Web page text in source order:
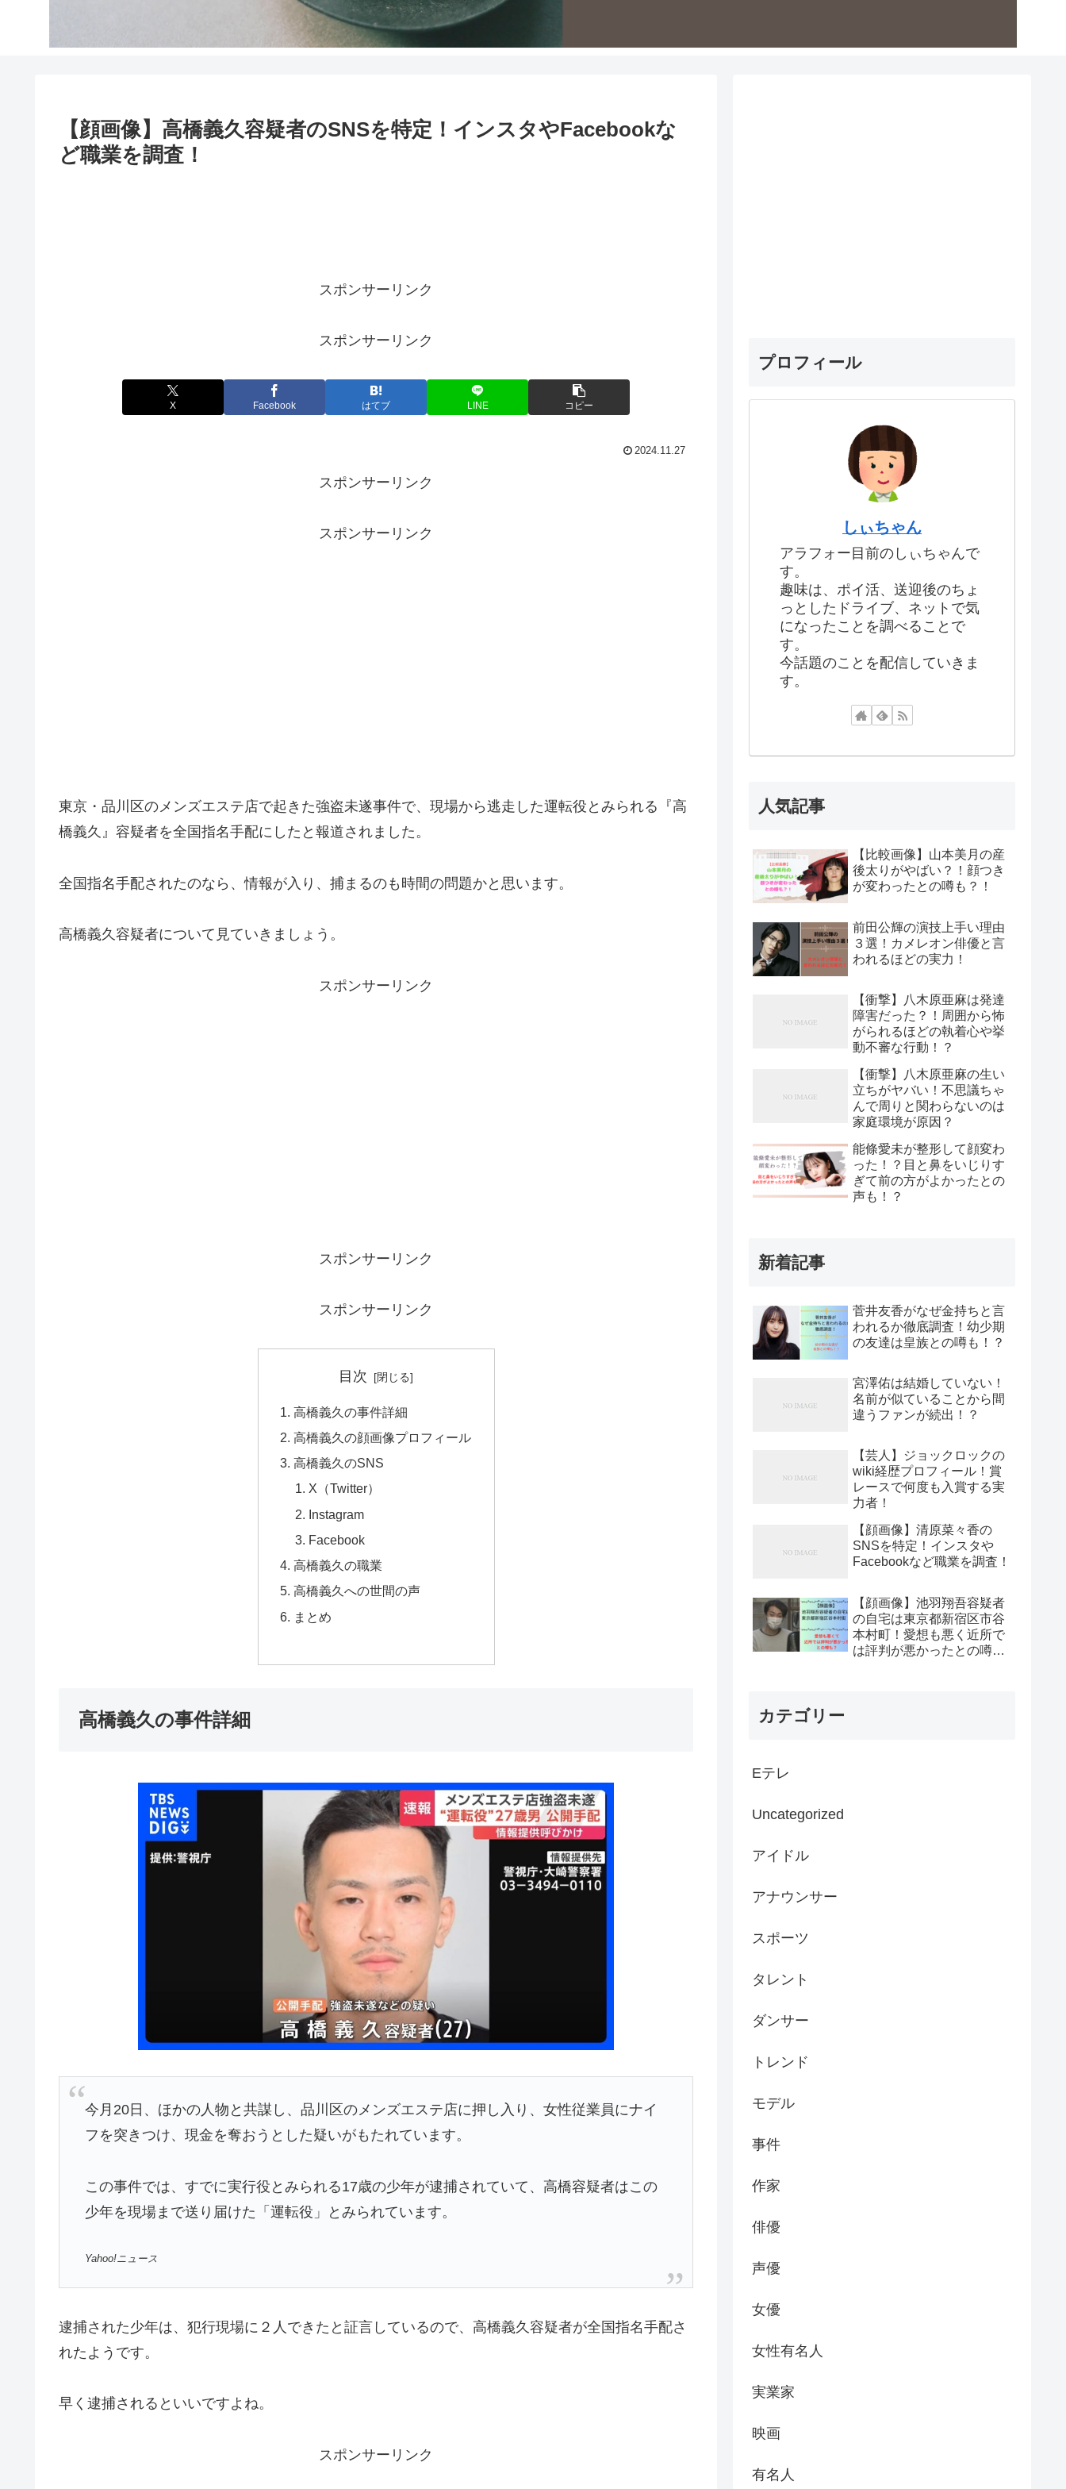
【顔画像】高橋義久容疑者のSNSを特定！インスタやFacebookな
ど職業を調査！
スポンサーリンク
スポンサーリンク
X Facebook はてブ LINE コピー
2024.11.27
スポンサーリンク
スポンサーリンク
東京・品川区のメンズエステ店で起きた強盗未遂事件で、現場から逃走した運転役とみられる『高
橋義久』容疑者を全国指名手配にしたと報道されました。
全国指名手配されたのなら、情報が入り、捕まるのも時間の問題かと思います。
高橋義久容疑者について見ていきましょう。
スポンサーリンク
スポンサーリンク
スポンサーリンク
目次
高橋義久の事件詳細
高橋義久の顔画像プロフィール
高橋義久のSNS
X（Twitter）
Instagram
Facebook
高橋義久の職業
高橋義久への世間の声
まとめ
高橋義久の事件詳細
今月20日、ほかの人物と共謀し、品川区のメンズエステ店に押し入り、女性従業員にナイ
フを突きつけ、現金を奪おうとした疑いがもたれています。
この事件では、すでに実行役とみられる17歳の少年が逮捕されていて、高橋容疑者はこの
少年を現場まで送り届けた「運転役」とみられています。
Yahoo!ニュース
逮捕された少年は、犯行現場に２人できたと証言しているので、高橋義久容疑者が全国指名手配さ
れたようです。
早く逮捕されるといいですよね。
スポンサーリンク
プロフィール
しぃちゃん
アラフォー目前のしぃちゃんで
す。
趣味は、ポイ活、送迎後のちょ
っとしたドライブ、ネットで気
になったことを調べることで
す。
今話題のことを配信していきま
す。
人気記事
【比較画像】山本美月の産
後太りがやばい？！顔つき
が変わったとの噂も？！
前田公輝の演技上手い理由
３選！カメレオン俳優と言
われるほどの実力！
【衝撃】八木原亜麻は発達
障害だった？！周囲から怖
がられるほどの執着心や挙
動不審な行動！？
【衝撃】八木原亜麻の生い
立ちがヤバい！不思議ちゃ
んで周りと関わらないのは
家庭環境が原因？
能條愛未が整形して顔変わ
った！？目と鼻をいじりす
ぎて前の方がよかったとの
声も！？
新着記事
菅井友香がなぜ金持ちと言
われるか徹底調査！幼少期
の友達は皇族との噂も！？
宮澤佑は結婚していない！
名前が似ていることから間
違うファンが続出！？
【芸人】ジョックロックの
wiki経歴プロフィール！賞
レースで何度も入賞する実
力者！
【顔画像】清原菜々香の
SNSを特定！インスタや
Facebookなど職業を調査！
【顔画像】池羽翔吾容疑者
の自宅は東京都新宿区市谷
本村町！愛想も悪く近所で
は評判が悪かったとの噂
カテゴリー
Eテレ
Uncategorized
アイドル
アナウンサー
スポーツ
タレント
ダンサー
トレンド
モデル
事件
作家
俳優
声優
女優
女性有名人
実業家
映画
有名人